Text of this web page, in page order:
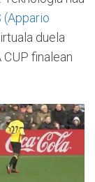
(Appario
duela
finalean